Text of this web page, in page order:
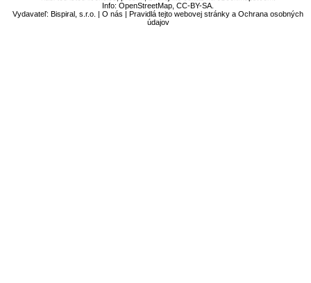
Info:OpenStreetMap ,CC-BY-SA
Vydavateľ: Bispiral, s.r.o. |O nás |Pravidlá tejto webovej stránky a Ochrana osobných
údajov